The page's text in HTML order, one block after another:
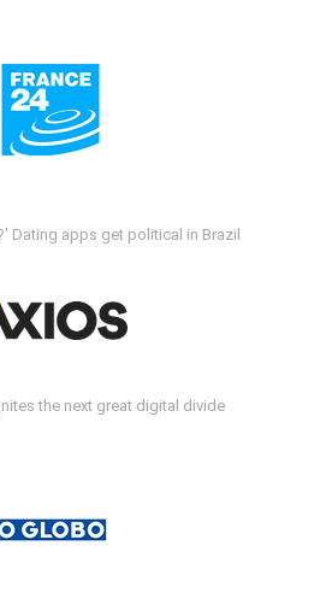
Dating apps get political in Brazil
the next great digital divide